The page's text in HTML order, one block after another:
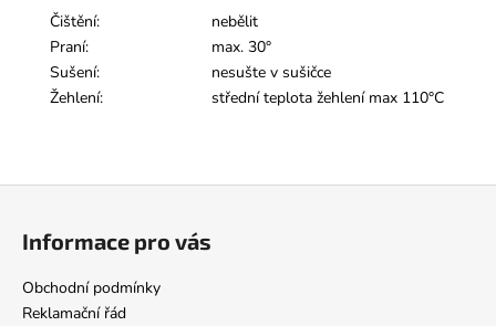
Čištění:
nebělit
Praní:
max. 30°
Sušení:
nesušte v sušičce
Žehlení:
střední teplota žehlení max 110°C
Informace pro vás
Obchodní podmínky
Reklamační řád